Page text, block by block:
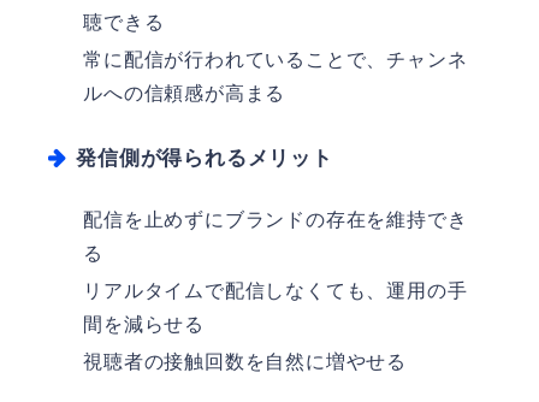
聴できる
常に配信が行われていることで、チャンネ
ルへの信頼感が高まる
発信側が得られるメリット
配信を止めずにブランドの存在を維持でき
る
リアルタイムで配信しなくても、運用の手
間を減らせる
視聴者の接触回数を自然に増やせる